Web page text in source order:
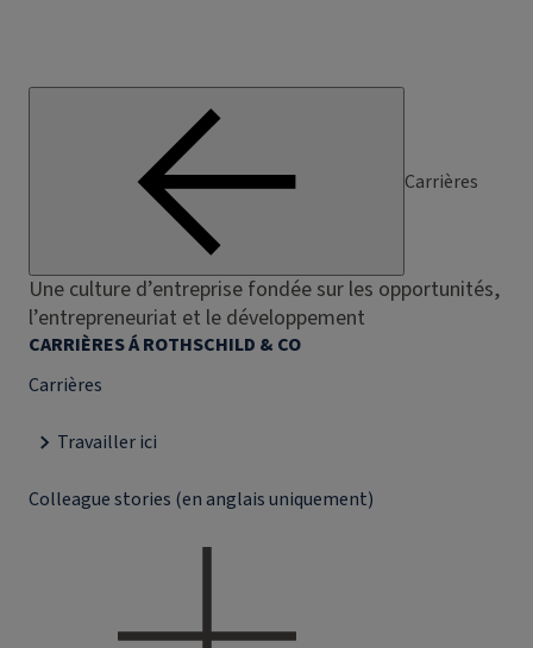
Carrières
Une culture d’entreprise fondée sur les opportunités,
l’entrepreneuriat et le développement
CARRIÈRES Á ROTHSCHILD & CO
Carrières
Travailler ici
Colleague stories (en anglais uniquement)